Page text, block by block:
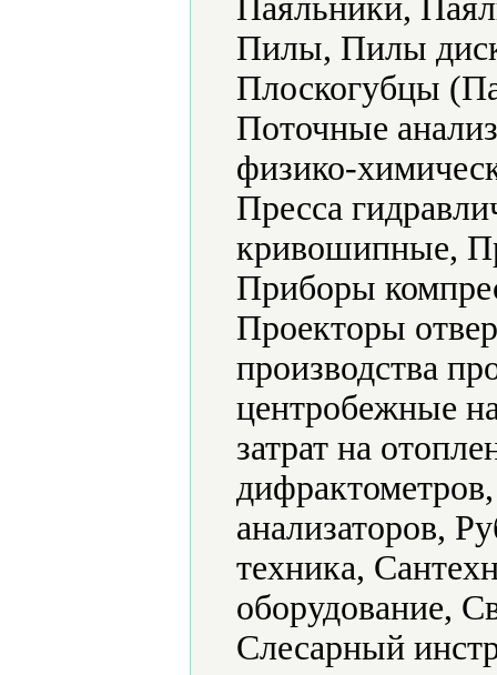
Паяльники,
Пилы, Пилы
Плоскогубцы
Поточные
физико-
Пресса
кривошипные,
Приборы
Проекторы
производства
центробежные
затрат на
анализаторов,
техника,
оборудование,
Слесарный